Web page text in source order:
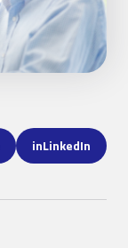
inLinkedIn